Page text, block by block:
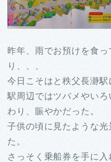
昨年、雨でお預けを食
り、、、
今日こそはと秩父長瀞駅
駅周辺ではツバメやい
わり、賑やかだった。
子供の頃に見たような
た。
さっそく乗船券を手に